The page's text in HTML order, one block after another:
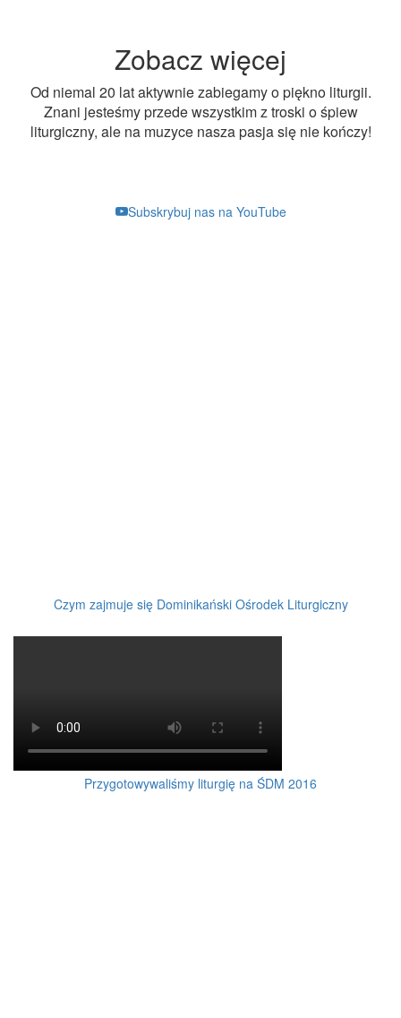
Zobacz więcej
Od niemal 20 lat aktywnie zabiegamy o piękno liturgii.
Znani jesteśmy przede wszystkim z troski o śpiew
liturgiczny, ale na muzyce nasza pasja się nie kończy!
Subskrybuj nas na YouTube
Czym zajmuje się Dominikański Ośrodek Liturgiczny
Przygotowywaliśmy liturgię na ŚDM 2016